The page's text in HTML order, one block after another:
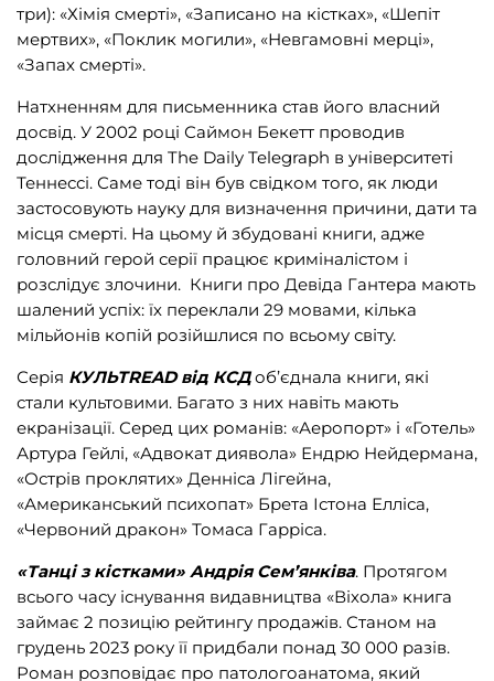
три): «Хімія смерті», «Записано на кістках», «Шепіт
мертвих», «Поклик могили», «Невгамовні мерці»,
«Запах смерті».
Натхненням для письменника став його власний
досвід. У 2002 році Саймон Бекетт проводив
дослідження для The Daily Telegraph в університеті
Теннессі. Саме тоді він був свідком того, як люди
застосовують науку для визначення причини, дати та
місця смерті. На цьому й збудовані книги, адже
головний герой серії працює криміналістом і
розслідує злочини. Книги про Девіда Гантера мають
шалений успіх: їх переклали 29 мовами, кілька
мільйонів копій розійшлися по всьому світу.
Серія КУЛЬТREAD від КСДоб’єднала книги, які
стали культовими. Багато з них навіть мають
екранізації. Серед цих романів: «Аеропорт» і «Готель»
Артура Гейлі, «Адвокат диявола» Ендрю Нейдермана,
«Острів проклятих» Денніса Лігейна,
«Американський психопат» Брета Істона Елліса,
«Червоний дракон» Томаса Гарріса.
«Танці з кістками» Андрія Сем’янківа. Протягом
всього часу існування видавництва «Віхола» книга
займає 2 позицію рейтингу продажів. Станом на
грудень 2023 року її придбали понад 30 000 разів.
Роман розповідає про патологоанатома, який